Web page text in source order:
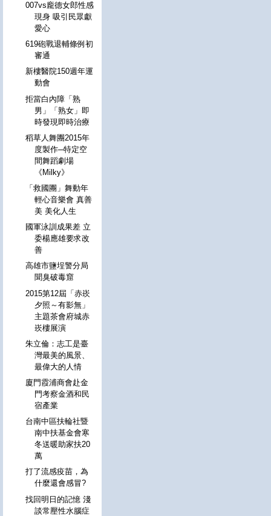
007vs龐德女郎性感
現身 吸引民眾獻
愛心
619砲戰退輔條例初
審通
新樓醫院150週年運
動會
拒當白內障「熟
男」「熟女」即
時發現即時治療
稻草人舞團2015年
度製作─特定空
間舞蹈劇場
《Milky》
「救國團」舞動年
輕心音樂會 真善
美 美化人生
國軍泳訓成果差 立
委楊應雄要求改
善
高雄市鹽埕警分局
聞臭破毒窟
2015第12屆「赤崁
夕照～有影無」
主題茶會府城赤
崁樓展演
朱立倫：志工是臺
灣最美的風景、
最偉大的人情
廈門霞浦商會赴金
門考察金酒和民
宿產業
台南中區扶輪社暨
南中扶基金會寒
冬送暖助家扶20
萬
打了流感疫苗，為
什麼還會感冒?
找回明日的記憶 淺
談常壓性水腦症